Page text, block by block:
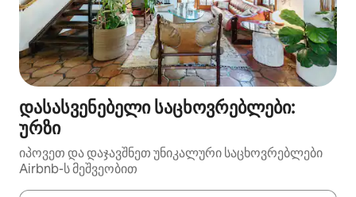
დასასვენებელი საცხოვრებლები:
ურზი
იპოვეთ და დაჯავშნეთ უნიკალური საცხოვრებლები
Airbnb-ს მეშვეობით